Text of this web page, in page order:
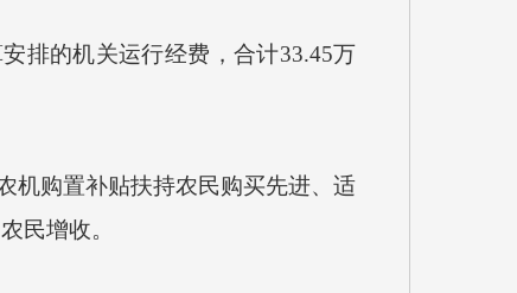
排的机关运行经费，合计33.45万
机购置补贴扶持农民购买先进、适
民增收。